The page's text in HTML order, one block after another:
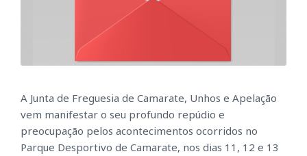
A Junta de Freguesia de Camarate, Unhos e Apelação
vem manifestar o seu profundo repúdio e
preocupação pelos acontecimentos ocorridos no
Parque Desportivo de Camarate, nos dias 11, 12 e 13